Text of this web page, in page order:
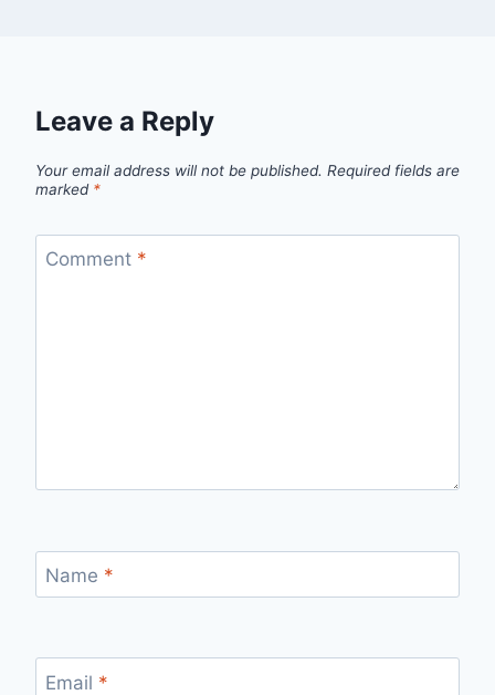
Leave a Reply
Your email address will not be published. Required fields are
marked *
Comment *
Name *
Email *